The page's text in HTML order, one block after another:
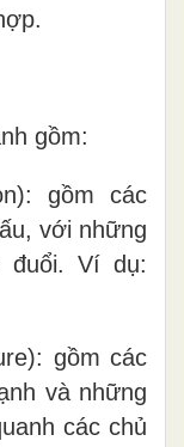
gồm:
gồm các
với những
đuổi. Ví dụ:
gồm các
và những
các chủ